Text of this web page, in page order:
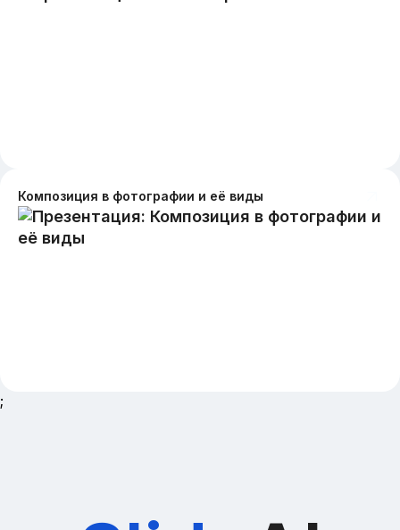
Композиция в фотографии и её виды
;